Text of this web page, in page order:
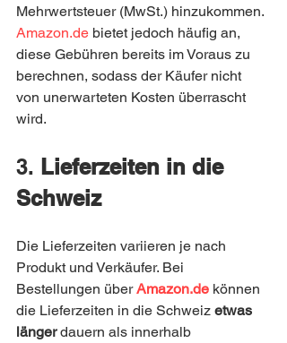
Mehrwertsteuer (MwSt.) hinzukommen.
Amazon.de bietet jedoch häufig an,
diese Gebühren bereits im Voraus zu
berechnen, sodass der Käufer nicht
von unerwarteten Kosten überrascht
wird.
3. Lieferzeiten in die
Schweiz
Die Lieferzeiten variieren je nach
Produkt und Verkäufer. Bei
Bestellungen über Amazon.de können
die Lieferzeiten in die Schweiz etwas
länger dauern als innerhalb